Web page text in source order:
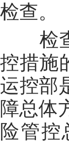
检查。
检查
控措施
运控部
障总体
险管控